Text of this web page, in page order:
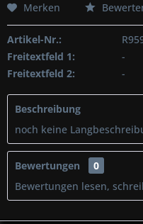
Merken
Artikel-Nr.:
Freitextfeld 1:
-
Freitextfeld 2:
-
Beschreibung
noch keine
Bewertungen
0
Bewertungen lesen,